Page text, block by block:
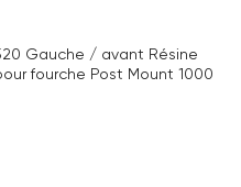
Gauche / avant Résine
fourche Post Mount 1000